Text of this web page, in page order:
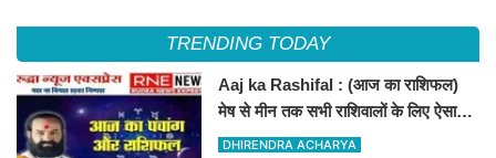
TRENDING TODAY
Aaj ka Rashifal : (आज का राशिफल)
मेष से मीन तक सभी राशिवालों के लिए ऐसा
रहेगा आज का दिन !
DHIRENDRA ACHARYA